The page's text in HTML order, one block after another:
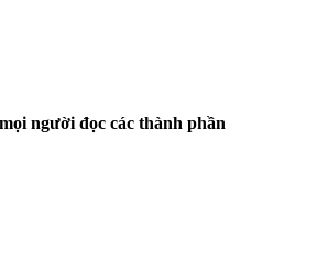
người đọc các thành phần